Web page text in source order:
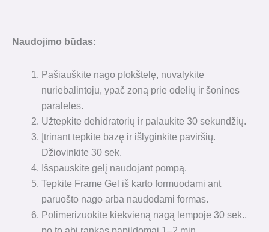
Naudojimo būdas:
Pašiauškite nago plokštelę, nuvalykite
nuriebalintoju, ypač zoną prie odelių ir šonines
paraleles.
Užtepkite dehidratorių ir palaukite 30 sekundžių.
Įtrinant tepkite bazę ir išlyginkite paviršių.
Džiovinkite 30 sek.
Išspauskite gelį naudojant pompą.
Tepkite Frame Gel iš karto formuodami ant
paruošto nago arba naudodami formas.
Polimerizuokite kiekvieną nagą lempoje 30 sek.,